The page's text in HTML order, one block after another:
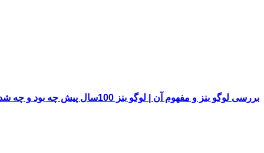
بررسی لوگو بنز و مفهوم آن | لوگو بنز 100سال پیش چه بود و چه شد!